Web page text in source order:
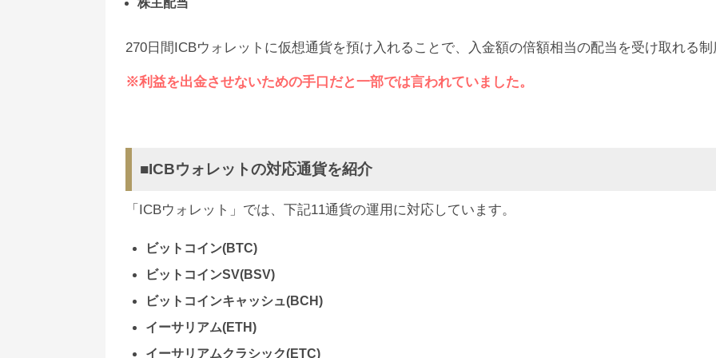
株主配当
270日間ICBウォレットに仮想通貨を預け入れることで、入金額の倍額相当の配当を受け取れる制
※利益を出金させないための手口だと一部では言われていました。
■ICBウォレットの対応通貨を紹介
「ICBウォレット」では、下記11通貨の運用に対応しています。
ビットコイン(BTC)
ビットコインSV(BSV)
ビットコインキャッシュ(BCH)
イーサリアム(ETH)
イーサリアムクラシック(ETC)